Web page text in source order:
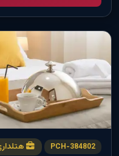
PCH-384802